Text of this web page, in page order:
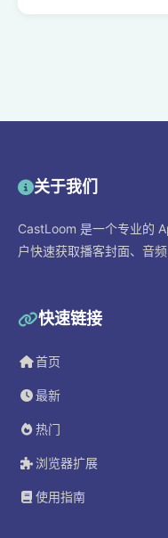
关于我们
CastLoom 是一个专业的
户快速获取播客封面、音频
快速链接
首页
最新
热门
浏览器扩展
使用指南